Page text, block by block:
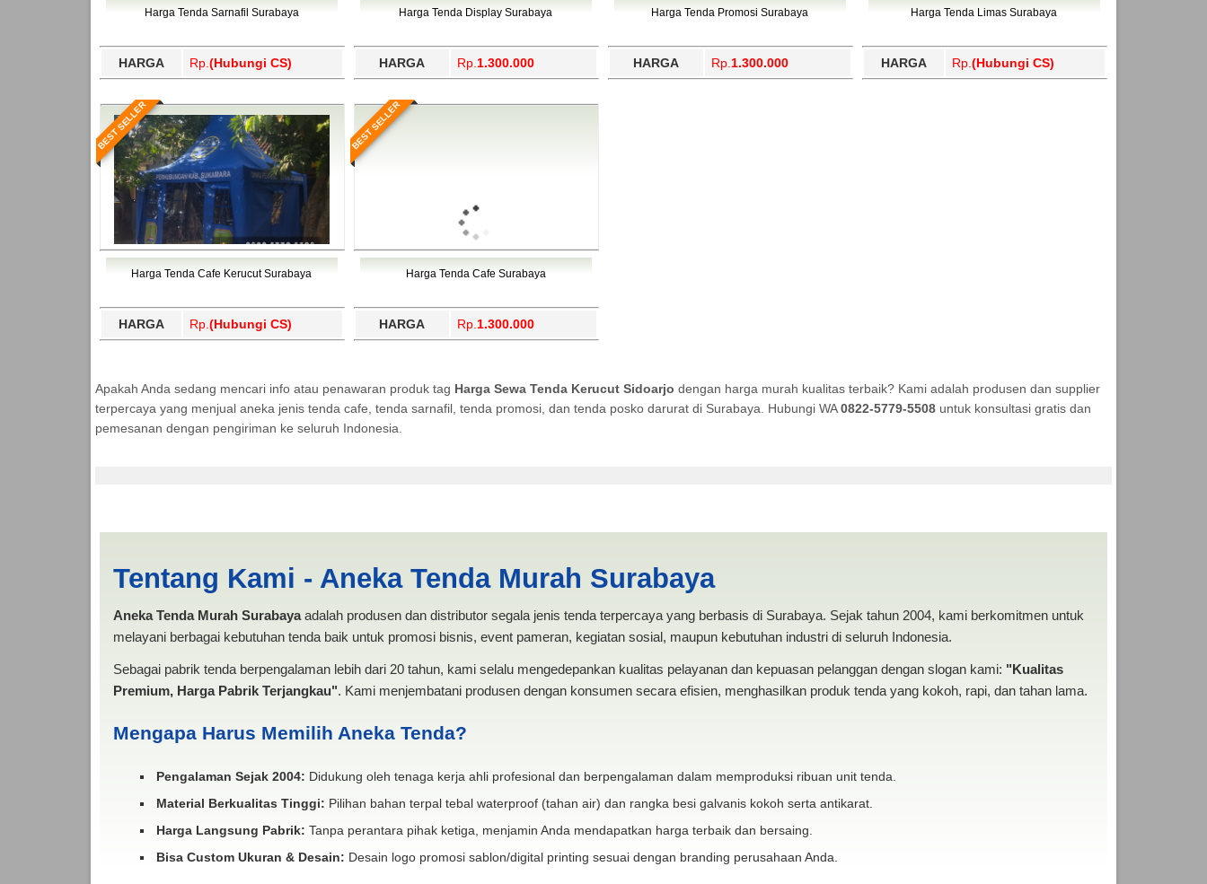
Harga Tenda Sarnafil Surabaya
HARGA Rp. (Hubungi CS)
Harga Tenda Display Surabaya
HARGA Rp. 1.300.000
Harga Tenda Promosi Surabaya
HARGA Rp. 1.300.000
Harga Tenda Limas Surabaya
HARGA Rp. (Hubungi CS)
BEST SELLER
Harga Tenda Cafe Kerucut Surabaya
HARGA Rp. (Hubungi CS)
BEST SELLER
Harga Tenda Cafe Surabaya
HARGA Rp. 1.300.000
Apakah Anda sedang mencari info atau penawaran produk tag Harga Sewa Tenda Kerucut Sidoarjo dengan harga murah kualitas terbaik? Kami adalah produsen dan supplier
terpercaya yang menjual aneka jenis tenda cafe, tenda sarnafil, tenda promosi, dan tenda posko darurat di Surabaya. Hubungi WA0822-5779-5508untuk konsultasi gratis dan
pemesanan dengan pengiriman ke seluruh Indonesia.
Tentang Kami - Aneka Tenda Murah Surabaya
Aneka Tenda Murah Surabayaadalah produsen dan distributor segala jenis tenda terpercaya yang berbasis di Surabaya. Sejak tahun 2004, kami berkomitmen untuk
melayani berbagai kebutuhan tenda baik untuk promosi bisnis, event pameran, kegiatan sosial, maupun kebutuhan industri di seluruh Indonesia.
Sebagai pabrik tenda berpengalaman lebih dari 20 tahun, kami selalu mengedepankan kualitas pelayanan dan kepuasan pelanggan dengan slogan kami: "Kualitas
Premium, Harga Pabrik Terjangkau". Kami menjembatani produsen dengan konsumen secara efisien, menghasilkan produk tenda yang kokoh, rapi, dan tahan lama.
Mengapa Harus Memilih Aneka Tenda?
Pengalaman Sejak 2004: Didukung oleh tenaga kerja ahli profesional dan berpengalaman dalam memproduksi ribuan unit tenda.
Material Berkualitas Tinggi: Pilihan bahan terpal tebal waterproof (tahan air) dan rangka besi galvanis kokoh serta antikarat.
Harga Langsung Pabrik: Tanpa perantara pihak ketiga, menjamin Anda mendapatkan harga terbaik dan bersaing.
Bisa Custom Ukuran & Desain: Desain logo promosi sablon/digital printing sesuai dengan branding perusahaan Anda.